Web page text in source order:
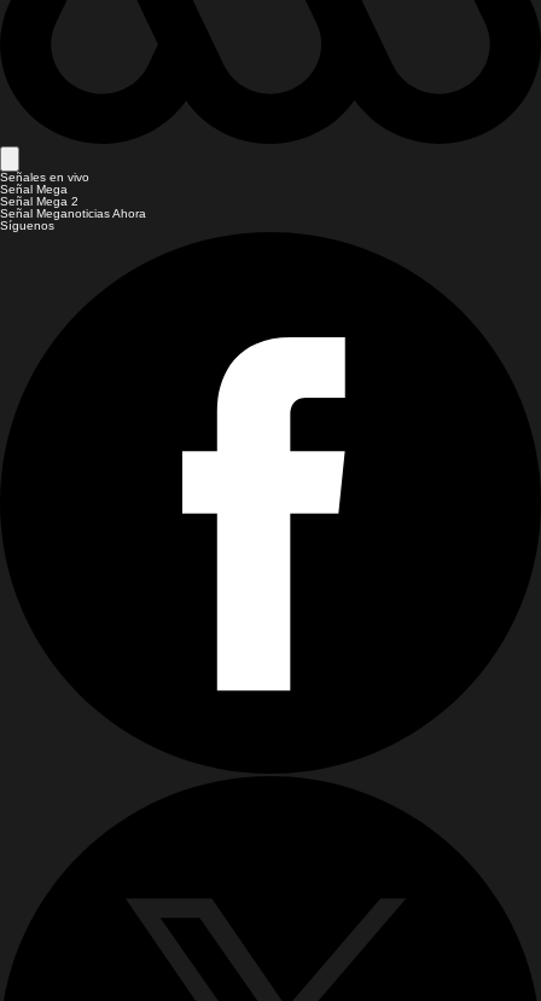
Señales en vivo
Señal Mega
Señal Mega 2
Señal Meganoticias Ahora
Síguenos